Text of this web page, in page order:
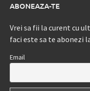
ABONEAZA-TE
Vrei sa fii la curent cu
faci este sa te abonezi
Email